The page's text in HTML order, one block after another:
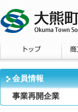
会員情報
事業再開企業